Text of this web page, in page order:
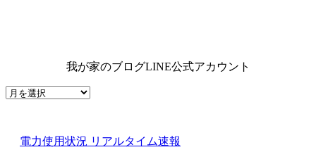
我が家のブログLINE公式アカウント
電力使用状況 リアルタイム速報